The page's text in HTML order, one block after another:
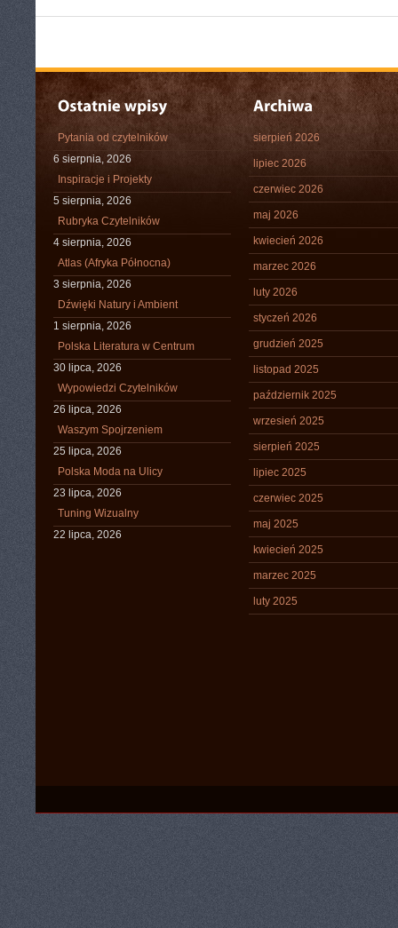
Pytania od czytelników
6 sierpnia, 2026
Inspiracje i Projekty
5 sierpnia, 2026
Rubryka Czytelników
4 sierpnia, 2026
Atlas (Afryka Północna)
3 sierpnia, 2026
Dźwięki Natury i Ambient
1 sierpnia, 2026
Polska Literatura w Centrum
30 lipca, 2026
Wypowiedzi Czytelników
26 lipca, 2026
Waszym Spojrzeniem
25 lipca, 2026
Polska Moda na Ulicy
23 lipca, 2026
Tuning Wizualny
22 lipca, 2026
sierpień 2026
lipiec 2026
czerwiec 2026
maj 2026
kwiecień 2026
marzec 2026
luty 2026
styczeń 2026
grudzień 2025
listopad 2025
październik 2025
wrzesień 2025
sierpień 2025
lipiec 2025
czerwiec 2025
maj 2025
kwiecień 2025
marzec 2025
luty 2025